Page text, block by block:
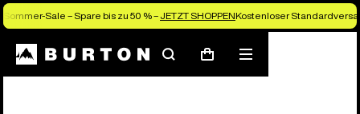
Sommer-Sale – Spare bis zu 50 % – JETZT SHOPPENKostenloser
SuchenWarenkorb
Menü